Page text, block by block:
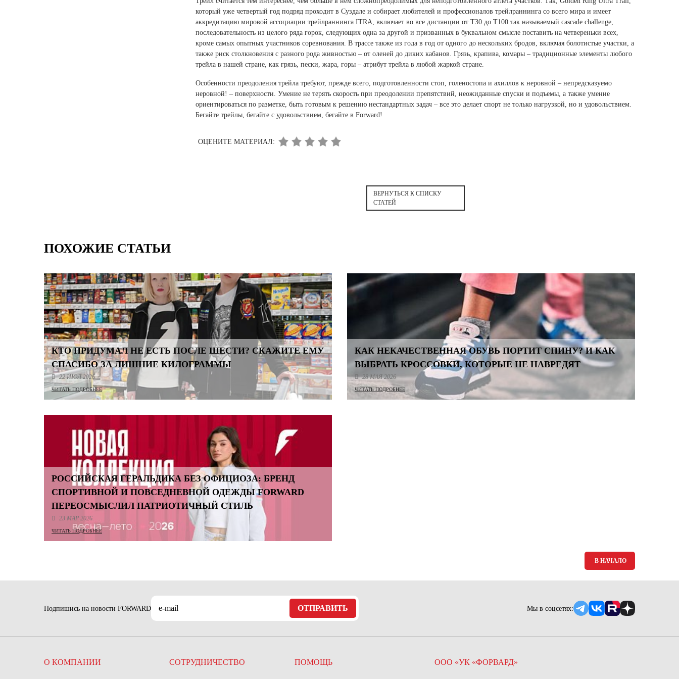
который уже четвертый год подряд проходит в Суздале и собирает любителей и профессионалов трейлраннинга со всего мира и имеет
аккредитацию мировой ассоциации трейлраннинга ITRA, включает во все дистанции от Т30 до Т100 так называемый cascade challenge,
последовательность из целого ряда горок, следующих одна за другой и призванных в буквальном смысле поставить на четвереньки всех,
кроме самых опытных участников соревнования. В трассе также из года в год от одного до нескольких бродов, включая болотистые участки, а
также риск столкновения с разного рода живностью – от оленей до диких кабанов. Грязь, крапива, комары – традиционные элементы любого
трейла в нашей стране, как грязь, пески, жара, горы – атрибут трейла в любой жаркой стране.
Особенности преодоления трейла требуют, прежде всего, подготовленности стоп, голеностопа и ахиллов к неровной – непредсказуемо
неровной! – поверхности. Умение не терять скорость при преодолении препятствий, неожиданные спуски и подъемы, а также умение
ориентироваться по разметке, быть готовым к решению нестандартных задач – все это делает спорт не только нагрузкой, но и удовольствием.
Бегайте трейлы, бегайте с удовольствием, бегайте в Forward!
ОЦЕНИТЕ МАТЕРИАЛ:
ВЕРНУТЬСЯ К СПИСКУ
СТАТЕЙ
ПОХОЖИЕ СТАТЬИ
КТО ПРИДУМАЛ НЕ ЕСТЬ ПОСЛЕ ШЕСТИ? СКАЖИТЕ ЕМУ
СПАСИБО ЗА ЛИШНИЕ КИЛОГРАММЫ
22 ИЮЛ 2026
ЧИТАТЬ ПОДРОБНЕЕ
КАК НЕКАЧЕСТВЕННАЯ ОБУВЬ ПОРТИТ СПИНУ? И КАК
ВЫБРАТЬ КРОССОВКИ, КОТОРЫЕ НЕ НАВРЕДЯТ
28 МАЯ 2026
ЧИТАТЬ ПОДРОБНЕЕ
РОССИЙСКАЯ ГЕРАЛЬДИКА БЕЗ ОФИЦИОЗА: БРЕНД
СПОРТИВНОЙ И ПОВСЕДНЕВНОЙ ОДЕЖДЫ FORWARD
ПЕРЕОСМЫСЛИЛ ПАТРИОТИЧНЫЙ СТИЛЬ
23 МАР 2026
ЧИТАТЬ ПОДРОБНЕЕ
В НАЧАЛО
Подпишись на новости FORWARD ОТПРАВИТЬ Мы в соцсетях:
О КОМПАНИИ СОТРУДНИЧЕСТВО ПОМОЩЬ ООО «УК «ФОРВАРД»